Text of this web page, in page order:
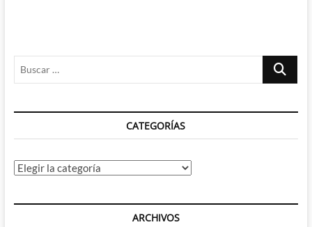
Buscar
CATEGORÍAS
Categorías
ARCHIVOS